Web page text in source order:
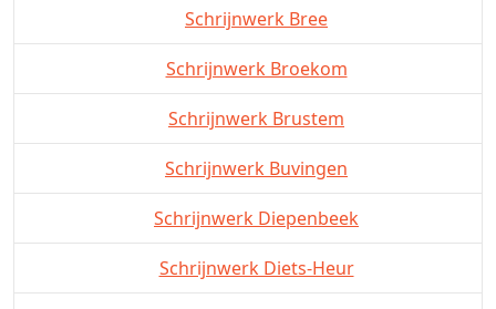
Schrijnwerk Bree
Schrijnwerk Broekom
Schrijnwerk Brustem
Schrijnwerk Buvingen
Schrijnwerk Diepenbeek
Schrijnwerk Diets-Heur